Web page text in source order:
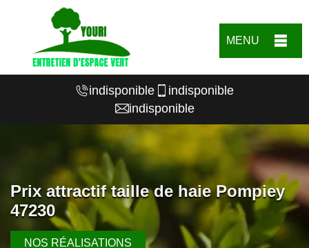
MENU
indisponible
indisponible
indisponible
Prix attractif taille de haie Pompiey
47230
NOS RÉALISATIONS